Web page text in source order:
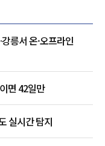
릉서 온·오프라인
면 42일만
실시간 탐지